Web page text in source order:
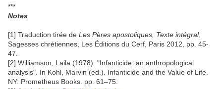
***
Notes
[1] Traduction tirée de Les Pères apostoliques, Texte intégral,
Sagesses chrétiennes, Les Éditions du Cerf, Paris 2012, pp. 45-
47.
[2] Williamson, Laila (1978). "Infanticide: an anthropological
analysis". In Kohl, Marvin (ed.). Infanticide and the Value of Life.
NY: Prometheus Books. pp. 61–75.